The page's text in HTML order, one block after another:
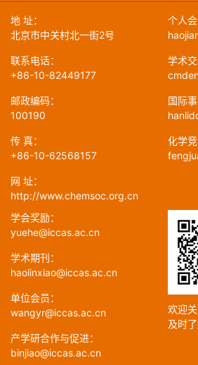
地 址：
北京市中关村北一街2号
联系电话：
+86-10-82449177
邮政编码：
100190
传 真：
+86-10-62568157
网 址：
http://www.chemsoc.org.cn
个人会
学术交
国际事
化学竞
学会奖励：
yuehe@iccas.ac.cn
学术期刊：
haolinxiao@iccas.ac.cn
单位会员：
wangyr@iccas.ac.cn
产学研合作与促进：
binjiao@iccas.ac.cn
欢迎
及时